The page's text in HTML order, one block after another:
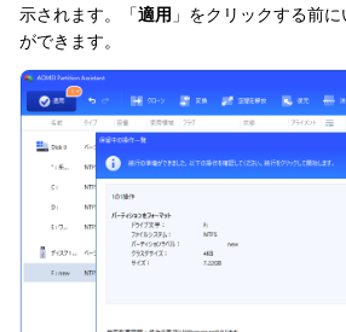
示されます。「適用 」をクリックする前
ができます。